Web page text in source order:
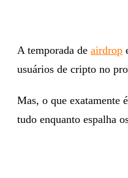
A temporada de airdrop
usuários de cripto no
Mas, o que exatamente
tudo enquanto espalha